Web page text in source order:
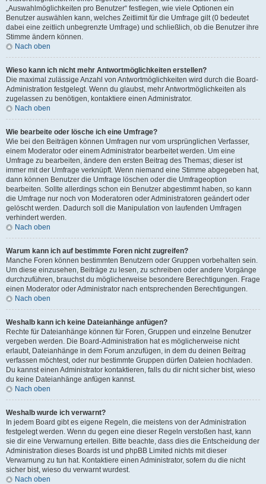
„Auswahlmöglichkeiten pro Benutzer“ festlegen, wie viele Optionen ein
Benutzer auswählen kann, welches Zeitlimit für die Umfrage gilt (0 bedeutet
dabei eine zeitlich unbegrenzte Umfrage) und schließlich, ob die Benutzer ihre
Stimme ändern können.
Nach oben
Wieso kann ich nicht mehr Antwortmöglichkeiten erstellen?
Die maximal zulässige Anzahl von Antwortmöglichkeiten wird durch die Board-
Administration festgelegt. Wenn du glaubst, mehr Antwortmöglichkeiten als
zugelassen zu benötigen, kontaktiere einen Administrator.
Nach oben
Wie bearbeite oder lösche ich eine Umfrage?
Wie bei den Beiträgen können Umfragen nur vom ursprünglichen Verfasser,
einem Moderator oder einem Administrator bearbeitet werden. Um eine
Umfrage zu bearbeiten, ändere den ersten Beitrag des Themas; dieser ist
immer mit der Umfrage verknüpft. Wenn niemand eine Stimme abgegeben hat,
dann können Benutzer die Umfrage löschen oder die Umfrageoption
bearbeiten. Sollte allerdings schon ein Benutzer abgestimmt haben, so kann
die Umfrage nur noch von Moderatoren oder Administratoren geändert oder
gelöscht werden. Dadurch soll die Manipulation von laufenden Umfragen
verhindert werden.
Nach oben
Warum kann ich auf bestimmte Foren nicht zugreifen?
Manche Foren können bestimmten Benutzern oder Gruppen vorbehalten sein.
Um diese einzusehen, Beiträge zu lesen, zu schreiben oder andere Vorgänge
durchzuführen, brauchst du möglicherweise besondere Berechtigungen. Frage
einen Moderator oder Administrator nach entsprechenden Berechtigungen.
Nach oben
Weshalb kann ich keine Dateianhänge anfügen?
Rechte für Dateianhänge können für Foren, Gruppen und einzelne Benutzer
vergeben werden. Die Board-Administration hat es möglicherweise nicht
erlaubt, Dateianhänge in dem Forum anzufügen, in dem du deinen Beitrag
verfassen möchtest, oder nur bestimmte Gruppen dürfen Dateien hochladen.
Du kannst einen Administrator kontaktieren, falls du dir nicht sicher bist, wieso
du keine Dateianhänge anfügen kannst.
Nach oben
Weshalb wurde ich verwarnt?
In jedem Board gibt es eigene Regeln, die meistens von der Administration
festgelegt werden. Wenn du gegen eine dieser Regeln verstoßen hast, kann
sie dir eine Verwarnung erteilen. Bitte beachte, dass dies die Entscheidung der
Administration dieses Boards ist und phpBB Limited nichts mit dieser
Verwarnung zu tun hat. Kontaktiere einen Administrator, sofern du die nicht
sicher bist, wieso du verwarnt wurdest.
Nach oben